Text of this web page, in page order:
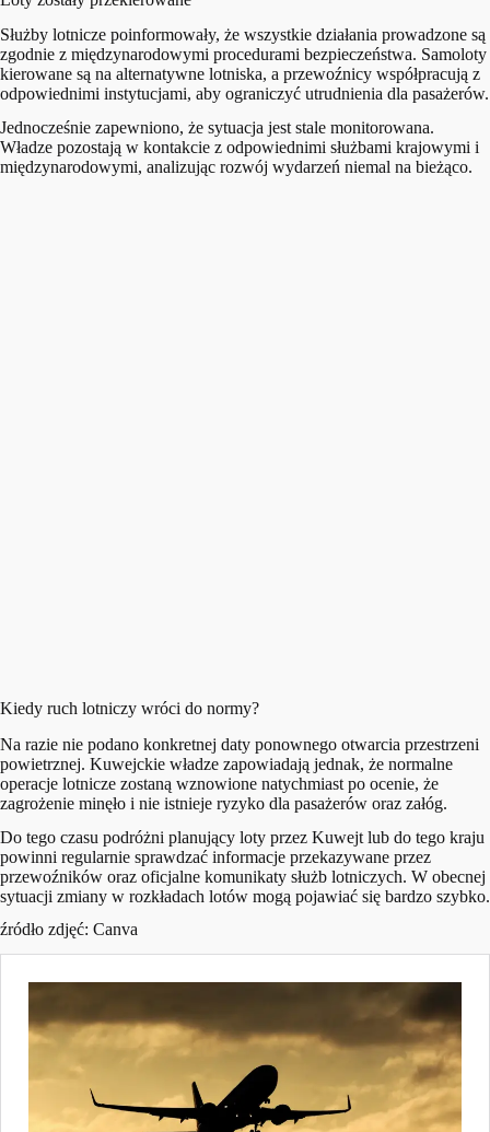
Służby lotnicze poinformowały, że wszystkie działania prowadzone są
zgodnie z międzynarodowymi procedurami bezpieczeństwa. Samoloty
kierowane są na alternatywne lotniska, a przewoźnicy współpracują z
odpowiednimi instytucjami, aby ograniczyć utrudnienia dla pasażerów.
Jednocześnie zapewniono, że sytuacja jest stale monitorowana.
Władze pozostają w kontakcie z odpowiednimi służbami krajowymi i
międzynarodowymi, analizując rozwój wydarzeń niemal na bieżąco.
Kiedy ruch lotniczy wróci do normy?
Na razie nie podano konkretnej daty ponownego otwarcia przestrzeni
powietrznej. Kuwejckie władze zapowiadają jednak, że normalne
operacje lotnicze zostaną wznowione natychmiast po ocenie, że
zagrożenie minęło i nie istnieje ryzyko dla pasażerów oraz załóg.
Do tego czasu podróżni planujący loty przez Kuwejt lub do tego kraju
powinni regularnie sprawdzać informacje przekazywane przez
przewoźników oraz oficjalne komunikaty służb lotniczych. W obecnej
sytuacji zmiany w rozkładach lotów mogą pojawiać się bardzo szybko.
źródło zdjęć: Canva